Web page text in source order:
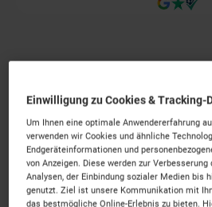
Walzen mieten in Leipzig
Einwilligung zu Cookies & Tracking-
Um Ihnen eine optimale Anwendererfahrung
verwenden wir Cookies und ähnliche
Endgeräteinformationen und
von Anzeigen. Diese werden zur
Analysen, der Einbindung sozialer Medien bis
genutzt. Ziel ist unsere Kommunikation mit
das bestmögliche Online-Erlebnis zu bieten.